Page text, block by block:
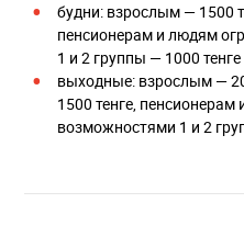
будни: взрослым — 1500
пенсионерам и людям
1 и 2 группы — 1000 тенге
выходные: взрослым —
1500 тенге,
возможностями 1 и 2